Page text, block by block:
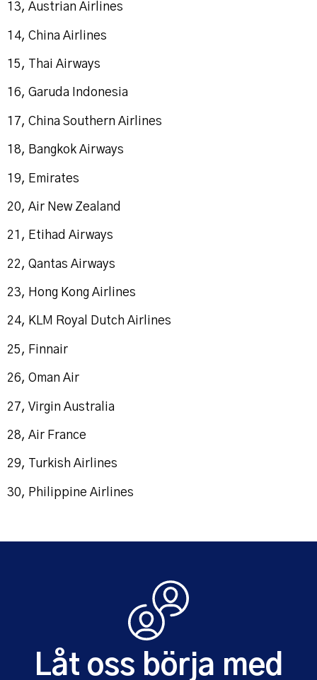
13, Austrian Airlines
14, China Airlines
15, Thai Airways
16, Garuda Indonesia
17, China Southern Airlines
18, Bangkok Airways
19, Emirates
20, Air New Zealand
21, Etihad Airways
22, Qantas Airways
23, Hong Kong Airlines
24, KLM Royal Dutch Airlines
25, Finnair
26, Oman Air
27, Virgin Australia
28, Air France
29, Turkish Airlines
30, Philippine Airlines
Låt oss börja med